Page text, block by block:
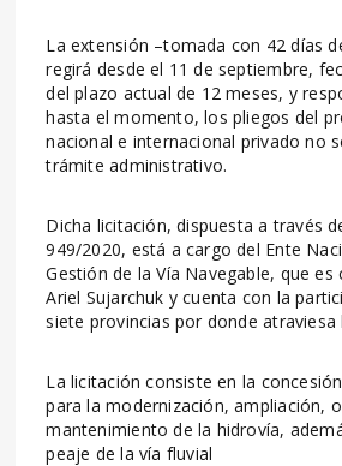
La extensión –tomada con 42 días
regirá desde el 11 de septiembre,
del plazo actual de 12 meses, y
hasta el momento, los pliegos del
nacional e internacional privado no
trámite administrativo.
Dicha licitación, dispuesta a través
949/2020, está a cargo del Ente
Gestión de la Vía Navegable, que
Ariel Sujarchuk y cuenta con la
siete provincias por donde atraviesa
La licitación consiste en la
para la modernización, ampliación,
mantenimiento de la hidrovía,
peaje de la vía fluvial